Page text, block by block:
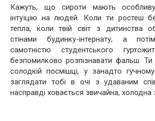
Кажуть, що сироти мають
інтуїцію на людей. Коли ти ростеш
тепла, коли твій світ з дитинства
стінами будинку-інтернату, а
самотністю студентського
безпомилково розпізнавати фальш.
солодкій посмішці, у занадто
заглядати тобі в очі з удаваним
насправді ховається звичайна, холодна